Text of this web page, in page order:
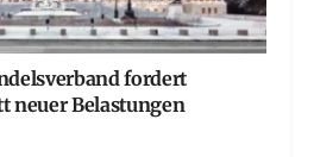
fordert
neuer Belastungen